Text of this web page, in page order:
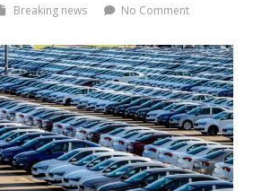
Breaking news No Comment